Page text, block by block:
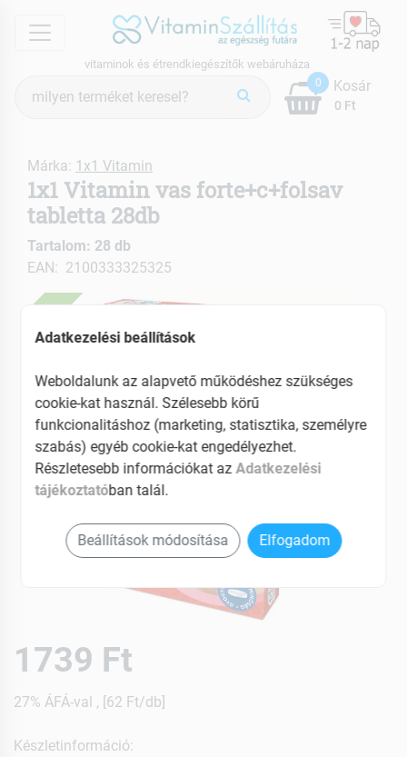
menu
vitaminok és étrendkiegészítők webáruháza
keresés
0
0 Ft
Kosár
ÚJ
Márka: 1x1 Vitamin
1x1 Vitamin vas forte+c+folsav
tabletta 28db
Tartalom: 28 db
EAN: 2100333325325
1739 Ft
27% ÁFÁ-val , [62 Ft/db]
Készletinformáció:
Adatkezelési beállítások
Weboldalunk az alapvető működéshez szükséges
cookie-kat használ. Szélesebb körű
funkcionalitáshoz (marketing, statisztika, személyre
szabás) egyéb cookie-kat engedélyezhet.
Részletesebb információkat azAdatkezelési
tájékoztatóban talál.
Beállítások módosítása Elfogadom